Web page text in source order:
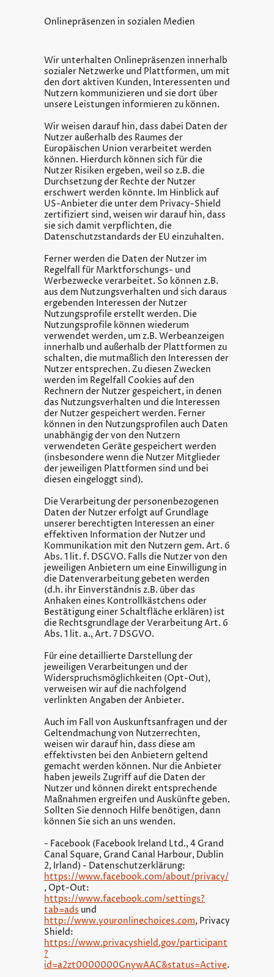
Onlinepräsenzen in sozialen Medien
Wir unterhalten Onlinepräsenzen innerhalb
sozialer Netzwerke und Plattformen, um mit
den dort aktiven Kunden, Interessenten und
Nutzern kommunizieren und sie dort über
unsere Leistungen informieren zu können.
Wir weisen darauf hin, dass dabei Daten der
Nutzer außerhalb des Raumes der
Europäischen Union verarbeitet werden
können. Hierdurch können sich für die
Nutzer Risiken ergeben, weil so z.B. die
Durchsetzung der Rechte der Nutzer
erschwert werden könnte. Im Hinblick auf
US-Anbieter die unter dem Privacy-Shield
zertifiziert sind, weisen wir darauf hin, dass
sie sich damit verpflichten, die
Datenschutzstandards der EU einzuhalten.
Ferner werden die Daten der Nutzer im
Regelfall für Marktforschungs- und
Werbezwecke verarbeitet. So können z.B.
aus dem Nutzungsverhalten und sich daraus
ergebenden Interessen der Nutzer
Nutzungsprofile erstellt werden. Die
Nutzungsprofile können wiederum
verwendet werden, um z.B. Werbeanzeigen
innerhalb und außerhalb der Plattformen zu
schalten, die mutmaßlich den Interessen der
Nutzer entsprechen. Zu diesen Zwecken
werden im Regelfall Cookies auf den
Rechnern der Nutzer gespeichert, in denen
das Nutzungsverhalten und die Interessen
der Nutzer gespeichert werden. Ferner
können in den Nutzungsprofilen auch Daten
unabhängig der von den Nutzern
verwendeten Geräte gespeichert werden
(insbesondere wenn die Nutzer Mitglieder
der jeweiligen Plattformen sind und bei
diesen eingeloggt sind).
Die Verarbeitung der personenbezogenen
Daten der Nutzer erfolgt auf Grundlage
unserer berechtigten Interessen an einer
effektiven Information der Nutzer und
Kommunikation mit den Nutzern gem. Art. 6
Abs. 1 lit. f. DSGVO. Falls die Nutzer von den
jeweiligen Anbietern um eine Einwilligung in
die Datenverarbeitung gebeten werden
(d.h. ihr Einverständnis z.B. über das
Anhaken eines Kontrollkästchens oder
Bestätigung einer Schaltfläche erklären) ist
die Rechtsgrundlage der Verarbeitung Art. 6
Abs. 1 lit. a., Art. 7 DSGVO.
Für eine detaillierte Darstellung der
jeweiligen Verarbeitungen und der
Widerspruchsmöglichkeiten (Opt-Out),
verweisen wir auf die nachfolgend
verlinkten Angaben der Anbieter.
Auch im Fall von Auskunftsanfragen und der
Geltendmachung von Nutzerrechten,
weisen wir darauf hin, dass diese am
effektivsten bei den Anbietern geltend
gemacht werden können. Nur die Anbieter
haben jeweils Zugriff auf die Daten der
Nutzer und können direkt entsprechende
Maßnahmen ergreifen und Auskünfte geben.
Sollten Sie dennoch Hilfe benötigen, dann
können Sie sich an uns wenden.
- Facebook (Facebook Ireland Ltd., 4 Grand
Canal Square, Grand Canal Harbour, Dublin
2, Irland) - Datenschutzerklärung:
https://www.facebook.com/about/privacy/
, Opt-Out:
https://www.facebook.com/settings?
tab=ads und
http://www.youronlinechoices.com, Privacy
Shield:
https://www.privacyshield.gov/participant
?
id=a2zt0000000GnywAAC&status=Active.